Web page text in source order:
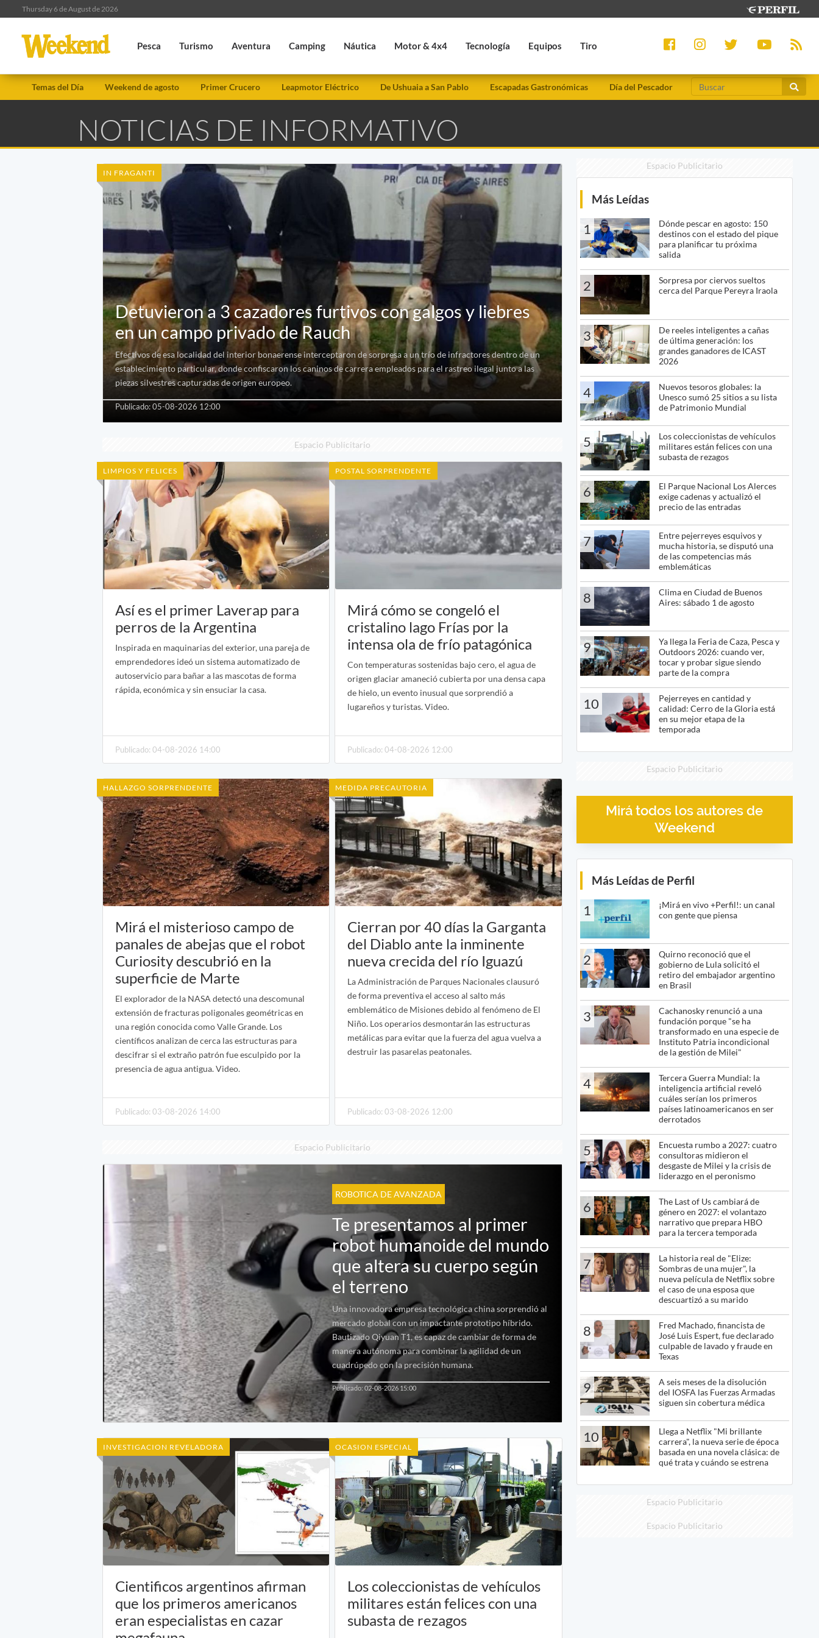
Thursday 6 de August de 2026
Pesca Turismo Aventura Camping Náutica Motor & 4x4 Tecnología Equipos Tiro
Temas del Día Weekend de agosto Primer Crucero Leapmotor Eléctrico De Ushuaia a San Pablo Escapadas Gastronómicas Día del Pescador
NOTICIAS DE INFORMATIVO
IN FRAGANTI
Detuvieron a 3 cazadores furtivos con galgos y liebres
en un campo privado de Rauch
Efectivos de esa localidad del interior bonaerense interceptaron de sorpresa a un trío de infractores dentro de un
establecimiento particular, donde confiscaron los caninos de carrera empleados para el rastreo ilegal junto a las
piezas silvestres capturadas de origen europeo.
Publicado: 05-08-2026 12:00
Espacio Publicitario
LIMPIOS Y FELICES
Así es el primer Laverap para
perros de la Argentina
Inspirada en maquinarias del exterior, una pareja de
emprendedores ideó un sistema automatizado de
autoservicio para bañar a las mascotas de forma
rápida, económica y sin ensuciar la casa.
Publicado: 04-08-2026 14:00
POSTAL SORPRENDENTE
Mirá cómo se congeló el
cristalino lago Frías por la
intensa ola de frío patagónica
Con temperaturas sostenidas bajo cero, el agua de
origen glaciar amaneció cubierta por una densa capa
de hielo, un evento inusual que sorprendió a
lugareños y turistas. Video.
Publicado: 04-08-2026 12:00
HALLAZGO SORPRENDENTE
Mirá el misterioso campo de
panales de abejas que el robot
Curiosity descubrió en la
superficie de Marte
El explorador de la NASA detectó una descomunal
extensión de fracturas poligonales geométricas en
una región conocida como Valle Grande. Los
científicos analizan de cerca las estructuras para
descifrar si el extraño patrón fue esculpido por la
presencia de agua antigua. Video.
Publicado: 03-08-2026 14:00
MEDIDA PRECAUTORIA
Cierran por 40 días la Garganta
del Diablo ante la inminente
nueva crecida del río Iguazú
La Administración de Parques Nacionales clausuró
de forma preventiva el acceso al salto más
emblemático de Misiones debido al fenómeno de El
Niño. Los operarios desmontarán las estructuras
metálicas para evitar que la fuerza del agua vuelva a
destruir las pasarelas peatonales.
Publicado: 03-08-2026 12:00
Espacio Publicitario
ROBOTICA DE AVANZADA
Te presentamos al primer
robot humanoide del mundo
que altera su cuerpo según
el terreno
Una innovadora empresa tecnológica china sorprendió al
mercado global con un impactante prototipo híbrido.
Bautizado Qiyuan T1, es capaz de cambiar de forma de
manera autónoma para combinar la agilidad de un
cuadrúpedo con la precisión humana.
Publicado: 02-08-2026 15:00
INVESTIGACION REVELADORA
Cientificos argentinos afirman
que los primeros americanos
eran especialistas en cazar
OCASION ESPECIAL
Los coleccionistas de vehículos
militares están felices con una
subasta de rezagos
Espacio Publicitario
Más Leídas
1
Dónde pescar en agosto: 150
destinos con el estado del pique
para planificar tu próxima
salida
2
Sorpresa por ciervos sueltos
cerca del Parque Pereyra Iraola
3
De reeles inteligentes a cañas
de última generación: los
grandes ganadores de ICAST
2026
4
Nuevos tesoros globales: la
Unesco sumó 25 sitios a su lista
de Patrimonio Mundial
5
Los coleccionistas de vehículos
militares están felices con una
subasta de rezagos
6
El Parque Nacional Los Alerces
exige cadenas y actualizó el
precio de las entradas
7
Entre pejerreyes esquivos y
mucha historia, se disputó una
de las competencias más
emblemáticas
8
Clima en Ciudad de Buenos
Aires: sábado 1 de agosto
9
Ya llega la Feria de Caza, Pesca y
Outdoors 2026: cuando ver,
tocar y probar sigue siendo
parte de la compra
10
Pejerreyes en cantidad y
calidad: Cerro de la Gloria está
en su mejor etapa de la
temporada
Espacio Publicitario
Mirá todos los autores de
Weekend
Más Leídas de Perfil
1
¡Mirá en vivo +Perfil!: un canal
con gente que piensa
2
Quirno reconoció que el
gobierno de Lula solicitó el
retiro del embajador argentino
en Brasil
3
Cachanosky renunció a una
fundación porque "se ha
transformado en una especie de
Instituto Patria incondicional
de la gestión de Milei"
4
Tercera Guerra Mundial: la
inteligencia artificial reveló
cuáles serían los primeros
países latinoamericanos en ser
derrotados
5
Encuesta rumbo a 2027: cuatro
consultoras midieron el
desgaste de Milei y la crisis de
liderazgo en el peronismo
6
The Last of Us cambiará de
género en 2027: el volantazo
narrativo que prepara HBO
para la tercera temporada
7
La historia real de "Elize:
Sombras de una mujer", la
nueva película de Netflix sobre
el caso de una esposa que
descuartizó a su marido
8
Fred Machado, financista de
José Luis Espert, fue declarado
culpable de lavado y fraude en
Texas
9
A seis meses de la disolución
del IOSFA las Fuerzas Armadas
siguen sin cobertura médica
10
Llega a Netflix "Mi brillante
carrera", la nueva serie de época
basada en una novela clásica: de
qué trata y cuándo se estrena
Espacio Publicitario
Espacio Publicitario